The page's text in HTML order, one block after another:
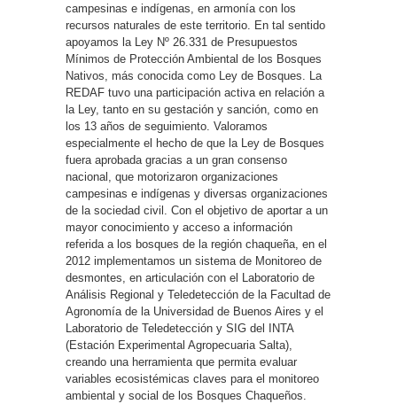
campesinas e indígenas, en armonía con los
recursos naturales de este territorio. En tal sentido
apoyamos la Ley Nº 26.331 de Presupuestos
Mínimos de Protección Ambiental de los Bosques
Nativos, más conocida como Ley de Bosques. La
REDAF tuvo una participación activa en relación a
la Ley, tanto en su gestación y sanción, como en
los 13 años de seguimiento. Valoramos
especialmente el hecho de que la Ley de Bosques
fuera aprobada gracias a un gran consenso
nacional, que motorizaron organizaciones
campesinas e indígenas y diversas organizaciones
de la sociedad civil. Con el objetivo de aportar a un
mayor conocimiento y acceso a información
referida a los bosques de la región chaqueña, en el
2012 implementamos un sistema de Monitoreo de
desmontes, en articulación con el Laboratorio de
Análisis Regional y Teledetección de la Facultad de
Agronomía de la Universidad de Buenos Aires y el
Laboratorio de Teledetección y SIG del INTA
(Estación Experimental Agropecuaria Salta),
creando una herramienta que permita evaluar
variables ecosistémicas claves para el monitoreo
ambiental y social de los Bosques Chaqueños.